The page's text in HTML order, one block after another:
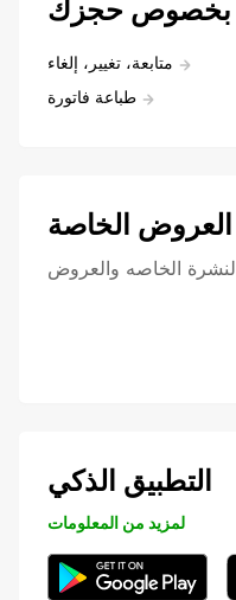
بخصوص حجزك
متابعة، تغيير، إلغاء
طباعة فاتورة
العروض الخاصة
الخاصه والعروض
التطبيق الذكي
لمزيد من المعلومات